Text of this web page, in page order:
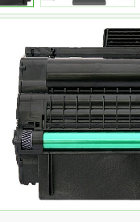
Toner zamiennik DT2335D